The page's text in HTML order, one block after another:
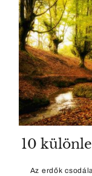
10
Az erdők